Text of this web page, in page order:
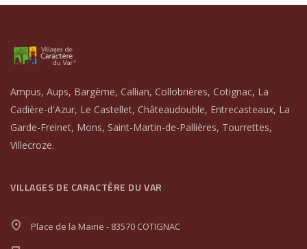
Ampus, Aups, Bargème, Callian, Collobrières, Cotignac, La
Cadière-d'Azur, Le Castellet, Châteaudouble, Entrecasteaux, La
Garde-Freinet, Mons, Saint-Martin-de-Pallières, Tourrettes,
Villecroze.
VILLAGES DE CARACTÈRE DU VAR
Place de la Mairie - 83570 COTIGNAC